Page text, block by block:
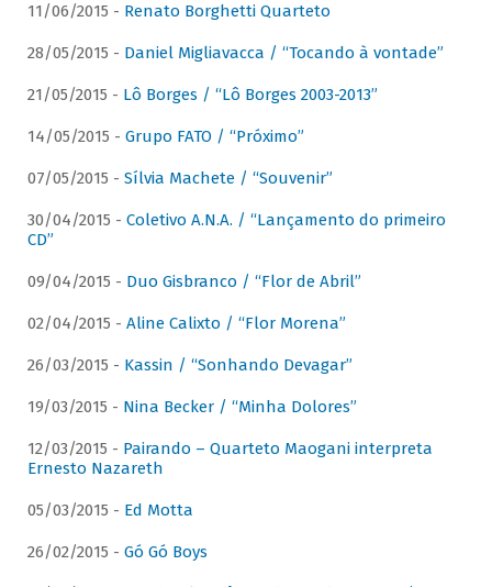
11/06/2015 - Renato Borghetti Quarteto
28/05/2015 - Daniel Migliavacca / “Tocando à vontade”
21/05/2015 - Lô Borges / “Lô Borges 2003-2013”
14/05/2015 - Grupo FATO / “Próximo”
07/05/2015 - Sílvia Machete / “Souvenir”
30/04/2015 - Coletivo A.N.A. / “Lançamento do primeiro
CD”
09/04/2015 - Duo Gisbranco / “Flor de Abril”
02/04/2015 - Aline Calixto / “Flor Morena”
26/03/2015 - Kassin / “Sonhando Devagar”
19/03/2015 - Nina Becker / “Minha Dolores”
12/03/2015 - Pairando – Quarteto Maogani interpreta
Ernesto Nazareth
05/03/2015 - Ed Motta
26/02/2015 - Gó Gó Boys